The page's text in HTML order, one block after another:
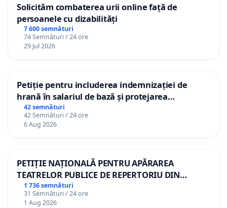
Solicităm combaterea urii online față de
persoanele cu dizabilități
7 600 semnături
74 Semnături / 24 ore
29 Jul 2026
Petiție pentru includerea indemnizației de
hrană în salariul de bază și protejarea
gradațiilor de vechime pentru asistenții
personali
42 semnături
42 Semnături / 24 ore
6 Aug 2026
PETIȚIE NAȚIONALĂ PENTRU APĂRAREA
TEATRELOR PUBLICE DE REPERTORIU DIN
ROMÂNIA
1 736 semnături
31 Semnături / 24 ore
1 Aug 2026